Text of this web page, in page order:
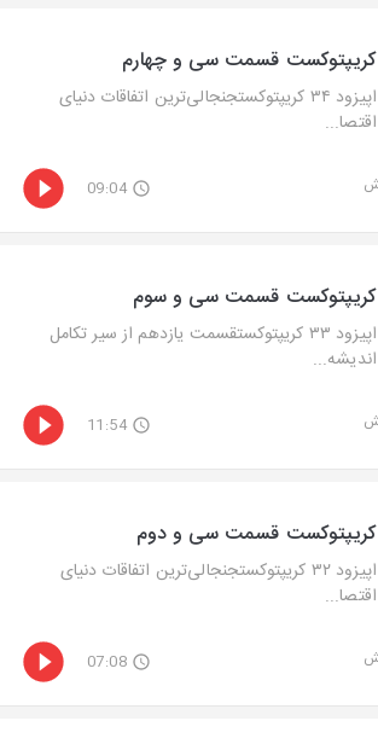
کریپتوکست قسمت سی و چهارم
اپیزود ۳۴ کریپتوکستجنجالی‌ترین اتفاقات دنیای
اقتصا...
09:04
کریپتوکست قسمت سی و سوم
اپیزود ۳۳ کریپتوکستقسمت یازدهم از سیر تکامل
اندیشه...
11:54
کریپتوکست قسمت سی و دوم
اپیزود ۳۲ کریپتوکستجنجالی‌ترین اتفاقات دنیای
اقتصا...
07:08